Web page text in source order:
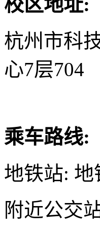
杭州市科
心7层704
乘车路线:
地铁站:
附近公交